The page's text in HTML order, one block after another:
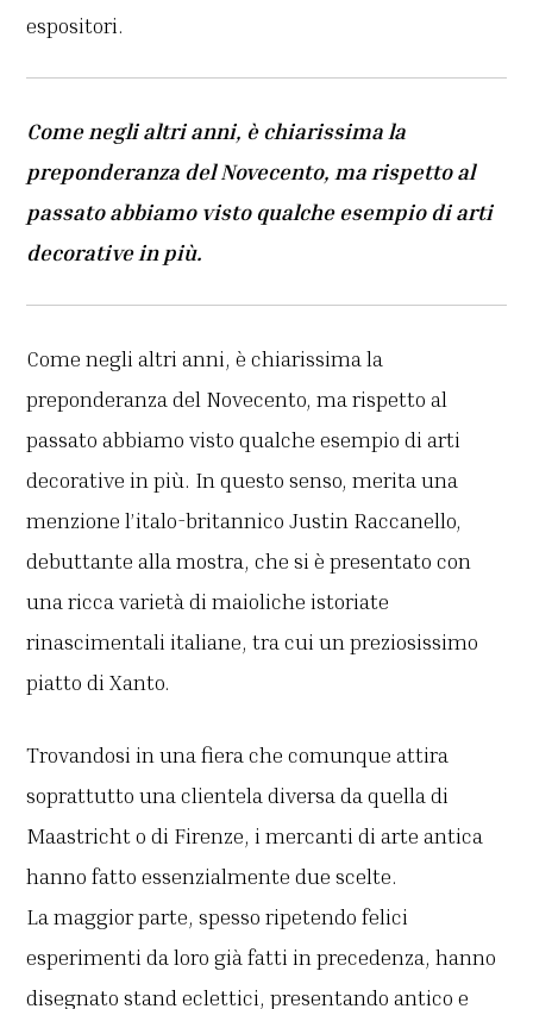
espositori.
Come negli altri anni, è chiarissima la
preponderanza del Novecento, ma rispetto al
passato abbiamo visto qualche esempio di arti
decorative in più.
Come negli altri anni, è chiarissima la
preponderanza del Novecento, ma rispetto al
passato abbiamo visto qualche esempio di arti
decorative in più. In questo senso, merita una
menzione l’italo-britannico Justin Raccanello,
debuttante alla mostra, che si è presentato con
una ricca varietà di maioliche istoriate
rinascimentali italiane, tra cui un preziosissimo
piatto di Xanto.
Trovandosi in una fiera che comunque attira
soprattutto una clientela diversa da quella di
Maastricht o di Firenze, i mercanti di arte antica
hanno fatto essenzialmente due scelte.
La maggior parte, spesso ripetendo felici
esperimenti da loro già fatti in precedenza, hanno
disegnato stand eclettici, presentando antico e